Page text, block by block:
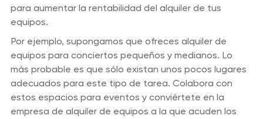
para aumentar la rentabilidad del alquiler de tus
equipos.
Por ejemplo, supongamos que ofreces alquiler de
equipos para conciertos pequeños y medianos. Lo
más probable es que sólo existan unos pocos lugares
adecuados para este tipo de tarea. Colabora con
estos espacios para eventos y conviértete en la
empresa de alquiler de equipos a la que acuden los